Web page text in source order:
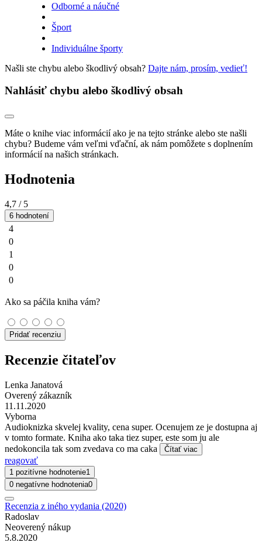
Odborné a náučné
Šport
Individuálne športy
Našli ste chybu alebo škodlivý obsah? Dajte nám, prosím, vedieť!
Nahlásiť chybu alebo škodlivý obsah
Máte o knihe viac informácií ako je na tejto stránke alebo ste našli
chybu? Budeme vám veľmi vďační, ak nám pomôžete s doplnením
informácií na našich stránkach.
Hodnotenia
4,7 / 5
6 hodnotení
4
0
1
0
0
Ako sa páčila kniha vám?
Pridať recenziu
Recenzie čitateľov
Lenka Janatová
Overený zákazník
11.11.2020
Vyborna
Audioknizka skvelej kvality, cena super. Ocenujem ze je dostupna aj
v tomto formate. Kniha ako taka tiez super, este som ju ale
nedokoncila tak som zvedava co ma caka
Čítať viac
reagovať
1 pozitívne hodnotenie1
0 negatívne hodnotenia0
Recenzia z iného vydania (2020)
Radoslav
Neoverený nákup
5.8.2020